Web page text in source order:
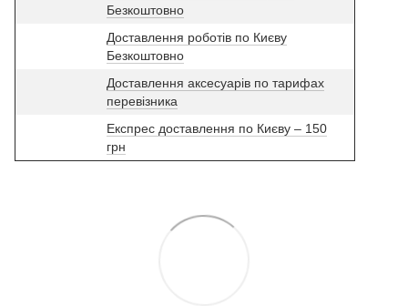
Безкоштовно
Доставлення роботів по Києву
Безкоштовно
Доставлення аксесуарів по тарифах
перевізника
Експрес доставлення по Києву – 150
грн